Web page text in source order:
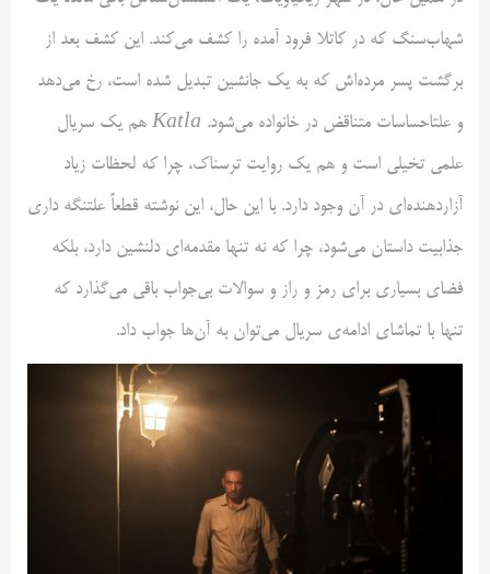
شهاب‌سنگ که در کاتلا فرود آمده را کشف می‌کند. این کشف بعد از
برگشت پسر مرده‌اش که به یک جانشین تبدیل شده است، رخ می‌دهد
و علتاحساسات متناقض در خانواده می‌شود. Katla هم یک سریال
علمی تخیلی است و هم یک روایت ترسناک، چرا که لحظات زیاد
آزاردهنده‌ای در آن وجود دارد. با این حال، این نوشته قطعاً علتنگه داری
جذابیت داستان می‌شود، چرا که نه تنها مقدمه‌ای دلنشین دارد، بلکه
فضای بسیاری برای رمز و راز و سوالات بی‌جواب باقی می‌گذارد که
تنها با تماشای ادامه‌ی سریال می‌توان به آن‌ها جواب داد.